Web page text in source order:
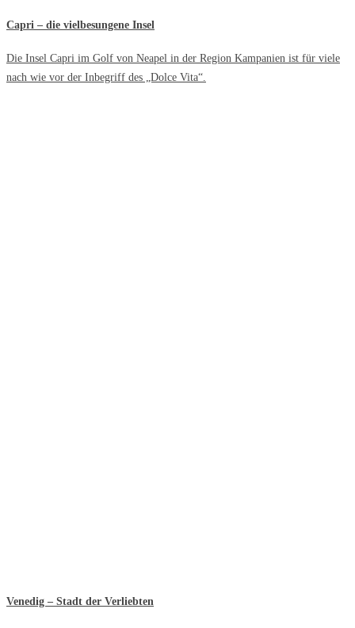
Capri – die vielbesungene Insel
Die Insel Capri im Golf von Neapel in der Region Kampanien ist für viele
nach wie vor der Inbegriff des „Dolce Vita“.
Venedig – Stadt der Verliebten